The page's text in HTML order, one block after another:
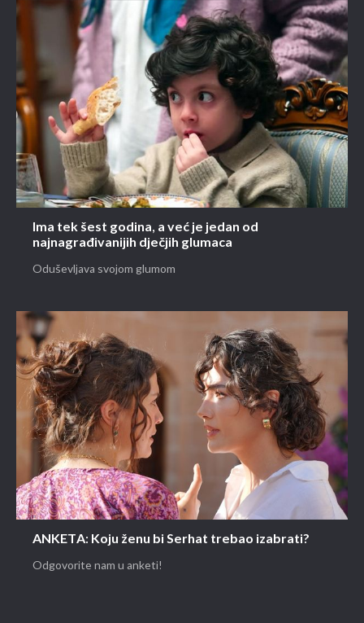
Ima tek šest godina, a već je jedan od
najnagrađivanijih dječjih glumaca
Oduševljava svojom glumom
ANKETA: Koju ženu bi Serhat trebao izabrati?
Odgovorite nam u anketi!